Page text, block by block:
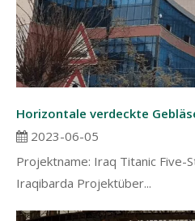
Horizontale verdeckte
2023-06-05
Projektname: Iraq Titanic
Iraqibarda Projektüber...